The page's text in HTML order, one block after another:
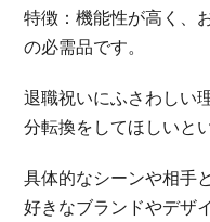
特徴：機能性が高く、
の必需品です。
退職祝いにふさわしい
分転換をしてほしいと
具体的なシーンや相手
好きなブランドやデザ